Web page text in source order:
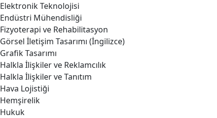
Elektronik Teknolojisi
Endüstri Mühendisliği
Fizyoterapi ve Rehabilitasyon
Görsel İletişim Tasarımı (İngilizce)
Grafik Tasarımı
Halkla İlişkiler ve Reklamcılık
Halkla İlişkiler ve Tanıtım
Hava Lojistiği
Hemşirelik
Hukuk